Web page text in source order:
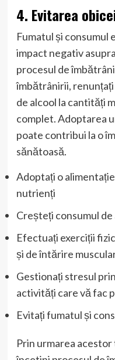
4. Evitarea
Fumatul și consumul
impact negativ
procesul de
îmbătrânirii,
de alcool la cantități
complet. Adoptarea
poate contribui la o
sănătoasă.
Adoptați o
nutrienți
Creșteți consumul de
Efectuați exerciții
și de întărire
Gestionați stresul
activități care vă fac
Evitați fumatul și
Prin urmarea